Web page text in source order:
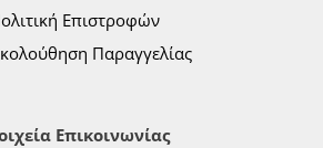
Επιστροφών
Παραγγελίας
Επικοινωνίας